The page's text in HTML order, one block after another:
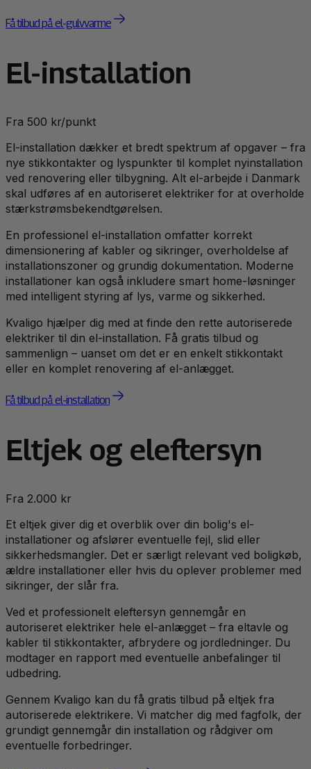
Få tilbud på el-gulvvarme
El-installation
Fra 500 kr/punkt
El-installation dækker et bredt spektrum af opgaver – fra
nye stikkontakter og lyspunkter til komplet nyinstallation
ved renovering eller tilbygning. Alt el-arbejde i Danmark
skal udføres af en autoriseret elektriker for at overholde
stærkstrømsbekendtgørelsen.
En professionel el-installation omfatter korrekt
dimensionering af kabler og sikringer, overholdelse af
installationszoner og grundig dokumentation. Moderne
installationer kan også inkludere smart home-løsninger
med intelligent styring af lys, varme og sikkerhed.
Kvaligo hjælper dig med at finde den rette autoriserede
elektriker til din el-installation. Få gratis tilbud og
sammenlign – uanset om det er en enkelt stikkontakt
eller en komplet renovering af el-anlægget.
Få tilbud på el-installation
Eltjek og eleftersyn
Fra 2.000 kr
Et eltjek giver dig et overblik over din bolig's el-
installationer og afslører eventuelle fejl, slid eller
sikkerhedsmangler. Det er særligt relevant ved boligkøb,
ældre installationer eller hvis du oplever problemer med
sikringer, der slår fra.
Ved et professionelt eleftersyn gennemgår en
autoriseret elektriker hele el-anlægget – fra eltavle og
kabler til stikkontakter, afbrydere og jordledninger. Du
modtager en rapport med eventuelle anbefalinger til
udbedring.
Gennem Kvaligo kan du få gratis tilbud på eltjek fra
autoriserede elektrikere. Vi matcher dig med fagfolk, der
grundigt gennemgår din installation og rådgiver om
eventuelle forbedringer.